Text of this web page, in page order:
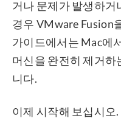
거나 문제가 발생하거
경우 VMware Fusion
가이드에서는 Mac에
머신을 완전히 제거하
니다.
이제 시작해 보십시오.